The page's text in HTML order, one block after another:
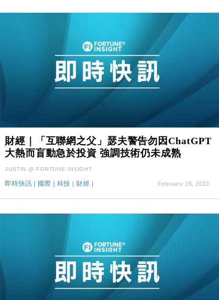
財經｜「互聯網之父」瑟夫警告勿因ChatGPT
大熱而盲動急於投資 強調技術仍未成熟
JUSTIN @ FORTUNE INSIGHT
即時快訊 | 國際 | 科技 | 財經 | February 15, 2023